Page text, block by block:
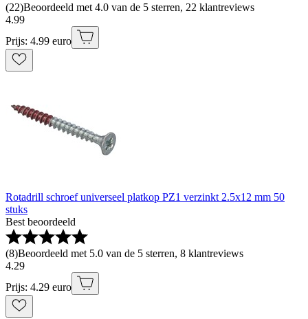
(22)Beoordeeld met 4.0 van de 5 sterren, 22 klantreviews
4.99
Prijs: 4.99 euro
Rotadrill schroef universeel platkop PZ1 verzinkt 2.5x12 mm 50
stuks
Best beoordeeld
(8)Beoordeeld met 5.0 van de 5 sterren, 8 klantreviews
4.29
Prijs: 4.29 euro